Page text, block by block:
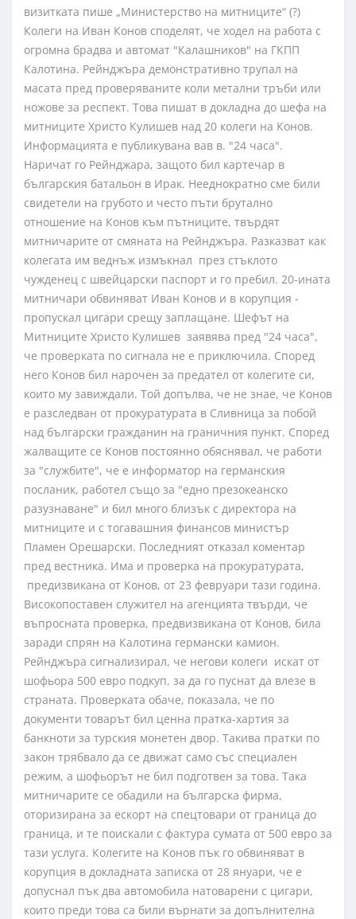
визитката пише „Министерство на митниците“ (?)
Колеги на Иван Конов споделят, че ходел на работа с
огромна брадва и автомат "Калашников" на ГКПП
Калотина. Рейнджъра демонстративно трупал на
масата пред проверяваните коли метални тръби или
ножове за респект. Това пишат в докладна до шефа на
митниците Христо Кулишев над 20 колеги на Конов.
Информацията е публикувана вав в. "24 часа".
Наричат го Рейнджара, защото бил картечар в
българския батальон в Ирак. Нееднократно сме били
свидетели на грубото и често пъти брутално
отношение на Конов към пътниците, твърдят
митничарите от смяната на Рейнджъра. Разказват как
колегата им веднъж измъкнал през стъклото
чужденец с швейцарски паспорт и го пребил. 20-ината
митничари обвиняват Иван Конов и в корупция -
пропускал цигари срещу заплащане. Шефът на
Митниците Христо Кулишев заявява пред "24 часа",
че проверката по сигнала не е приключила. Според
него Конов бил нарочен за предател от колегите си,
които му завиждали. Той допълва, че не знае, че Конов
е разследван от прокуратурата в Сливница за побой
над български гражданин на граничния пункт. Според
жалващите се Конов постоянно обяснявал, че работи
за "службите", че е информатор на германския
посланик, работел също за "едно презокеанско
разузнаване" и бил много близък с директора на
митниците и с тогавашния финансов министър
Пламен Орешарски. Последният отказал коментар
пред вестника. Има и проверка на прокуратурата,
предизвикана от Конов, от 23 февруари тази година.
Високопоставен служител на агенцията твърди, че
въпросната проверка, предвизвикана от Конов, била
заради спрян на Калотина германски камион.
Рейнджъра сигнализирал, че негови колеги искат от
шофьора 500 евро подкуп, за да го пуснат да влезе в
страната. Проверката обаче, показала, че по
документи товарът бил ценна пратка-хартия за
банкноти за турския монетен двор. Такива пратки по
закон трябвало да се движат само със специален
режим, а шофьорът не бил подготвен за това. Така
митничарите се обадили на българска фирма,
оторизирана за ескорт на спецтовари от граница до
граница, и те поискали с фактура сумата от 500 евро за
тази услуга. Колегите на Конов пък го обвиняват в
корупция в докладната записка от 28 януари, че е
допуснал пък два автомобила натоварени с цигари,
които преди това са били върнати за допълнителна